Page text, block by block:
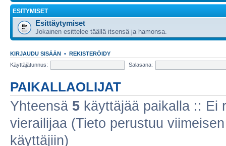
ESITYMISET
Esittäytymiset
Jokainen esittelee täällä itsensä ja hamonsa.
KIRJAUDU SISÄÄN • REKISTERÖIDY
Käyttäjätunnus:
Salasana:
PAIKALLAOLIJAT
Yhteensä 5 käyttäjää paikalla :: Ei
vierailijaa (Tieto perustuu
käyttäjiin)